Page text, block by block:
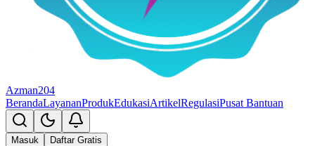
Azman204
BerandaLayananProdukEdukasiArtikelRegulasiPusat Bantuan
Masuk Daftar Gratis